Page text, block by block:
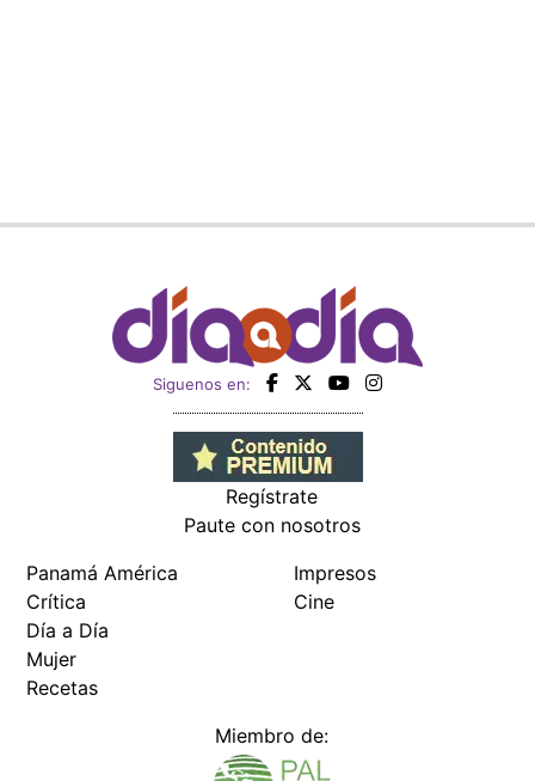
Siguenos en:
Regístrate
Paute con nosotros
Panamá América
Crítica
Día a Día
Mujer
Recetas
Impresos
Cine
Miembro de: